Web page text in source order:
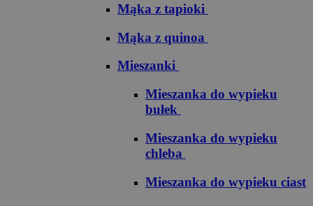
Mąka z tapioki
Mąka z quinoa
Mieszanki
Mieszanka do wypieku
bułek
Mieszanka do wypieku
chleba
Mieszanka do wypieku ciast